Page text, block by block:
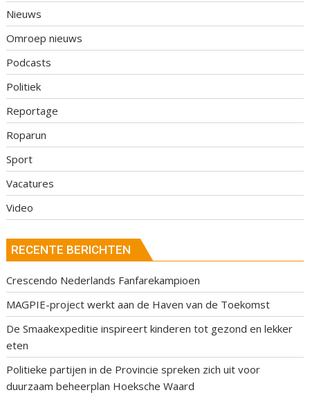
Nieuws
Omroep nieuws
Podcasts
Politiek
Reportage
Roparun
Sport
Vacatures
Video
RECENTE BERICHTEN
Crescendo Nederlands Fanfarekampioen
MAGPIE-project werkt aan de Haven van de Toekomst
De Smaakexpeditie inspireert kinderen tot gezond en lekker
eten
Politieke partijen in de Provincie spreken zich uit voor
duurzaam beheerplan Hoeksche Waard